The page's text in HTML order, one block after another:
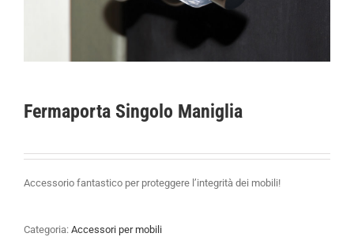
Fermaporta Singolo Maniglia
Accessorio fantastico per proteggere l’integrità dei mobili!
Categoria: Accessori per mobili